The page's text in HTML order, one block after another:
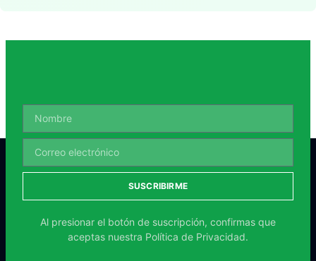
SUSCRIBIRME
Al presionar el botón de suscripción, confirmas que
aceptas nuestra Política de Privacidad.